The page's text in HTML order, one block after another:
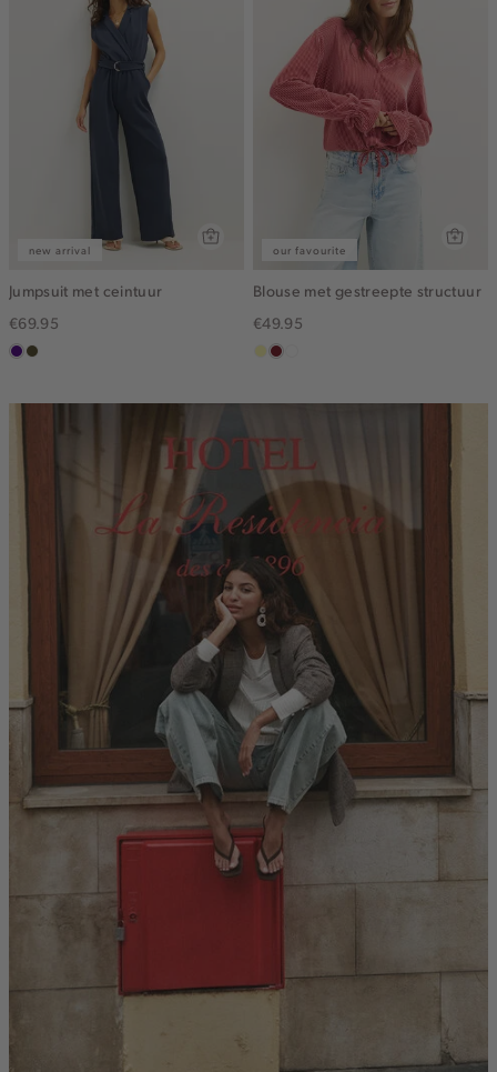
new arrival
Jumpsuit met ceintuur
€69.95
indigogroen,
midden
our favourite
Blouse met gestreepte structuur
€49.95
lichtgeel
rood,